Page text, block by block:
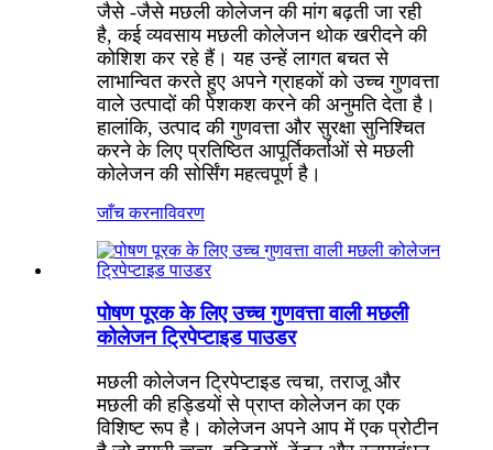
जैसे -जैसे मछली कोलेजन की मांग बढ़ती जा रही
है, कई व्यवसाय मछली कोलेजन थोक खरीदने की
कोशिश कर रहे हैं। यह उन्हें लागत बचत से
लाभान्वित करते हुए अपने ग्राहकों को उच्च गुणवत्ता
वाले उत्पादों की पेशकश करने की अनुमति देता है।
हालांकि, उत्पाद की गुणवत्ता और सुरक्षा सुनिश्चित
करने के लिए प्रतिष्ठित आपूर्तिकर्ताओं से मछली
कोलेजन की सोर्सिंग महत्वपूर्ण है।
जाँच करनाविवरण
पोषण पूरक के लिए उच्च गुणवत्ता वाली मछली
कोलेजन ट्रिपेप्टाइड पाउडर
मछली कोलेजन ट्रिपेप्टाइड त्वचा, तराजू और
मछली की हड्डियों से प्राप्त कोलेजन का एक
विशिष्ट रूप है। कोलेजन अपने आप में एक प्रोटीन